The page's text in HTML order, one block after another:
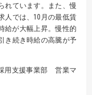
れています。また、慢
人では、10月の最低賃
給が大幅上昇。慢性的
き続き時給の高騰が予
用支援事業部 営業マ